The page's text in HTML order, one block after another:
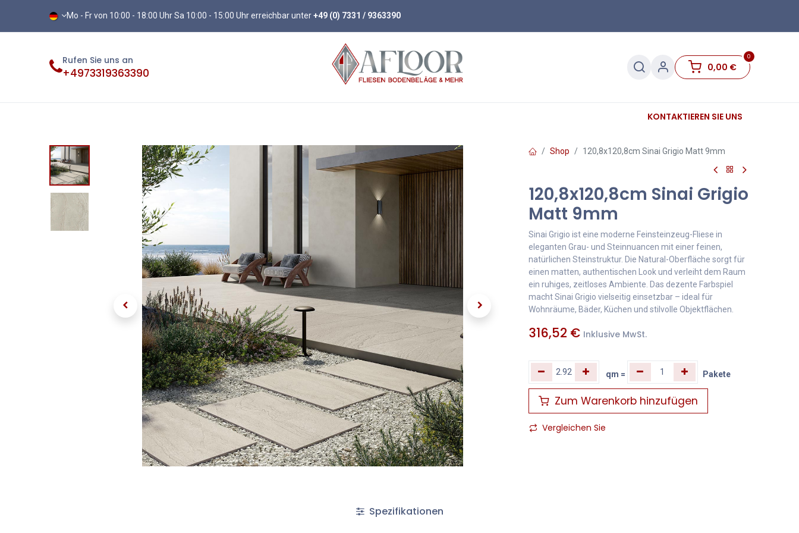
Mo - Fr von 10:00 - 18:00 Uhr Sa 10:00 - 15:00 Uhr erreichbar unter+49 (0) 7331 / 9363390
Rufen Sie uns an
+4973319363390
0
0,00 €
Sockelleisten Sale
KONTAKTIEREN SIE UNS
Shop 120,8x120,8cm Sinai Grigio Matt 9mm
120,8x120,8cm Sinai Grigio
Matt 9mm
Sinai Grigio ist eine moderne Feinsteinzeug-Fliese in
eleganten Grau- und Steinnuancen mit einer feinen,
natürlichen Steinstruktur. Die Natural-Oberfläche sorgt für
einen matten, authentischen Look und verleiht dem Raum
ein ruhiges, zeitloses Ambiente. Das dezente Farbspiel
macht Sinai Grigio vielseitig einsetzbar – ideal für
Wohnräume, Bäder, Küchen und stilvolle Objektflächen.
316,52 € Inklusive MwSt.
qm = Pakete
Zum Warenkorb hinzufügen
Vergleichen Sie
Spezifikationen